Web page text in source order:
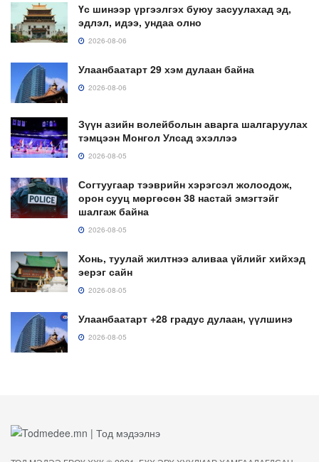
Үс шинээр үргээлгэх буюу засуулахад эд,
эдлэл, идээ, ундаа олно
2026-08-06
Улаанбаатарт 29 хэм дулаан байна
2026-08-06
Зүүн азийн волейболын аварга шалгаруулах
тэмцээн Монгол Улсад эхэллээ
2026-08-05
Согтуугаар тээврийн хэрэгсэл жолоодож,
орон сууц мөргөсөн 38 настай эмэгтэйг
шалгаж байна
2026-08-05
Хонь, туулай жилтнээ аливаа үйлийг хийхэд
эерэг сайн
2026-08-05
Улаанбаатарт +28 градус дулаан, үүлшинэ
2026-08-05